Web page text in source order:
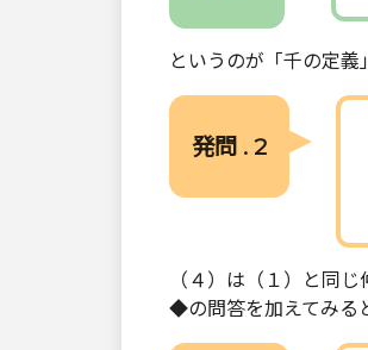
というのが「千の定義
発問 . 2
（４）は（１）と同
◆の問答を加えてみる